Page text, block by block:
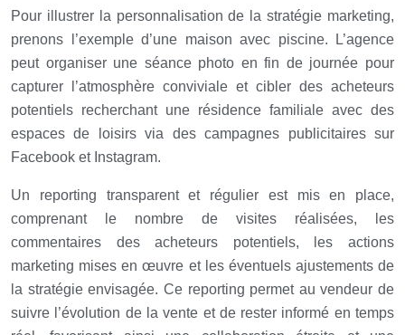
Pour illustrer la personnalisation de la stratégie marketing,
prenons l’exemple d’une maison avec piscine. L’agence
peut organiser une séance photo en fin de journée pour
capturer l’atmosphère conviviale et cibler des acheteurs
potentiels recherchant une résidence familiale avec des
espaces de loisirs via des campagnes publicitaires sur
Facebook et Instagram.
Un reporting transparent et régulier est mis en place,
comprenant le nombre de visites réalisées, les
commentaires des acheteurs potentiels, les actions
marketing mises en œuvre et les éventuels ajustements de
la stratégie envisagée. Ce reporting permet au vendeur de
suivre l’évolution de la vente et de rester informé en temps